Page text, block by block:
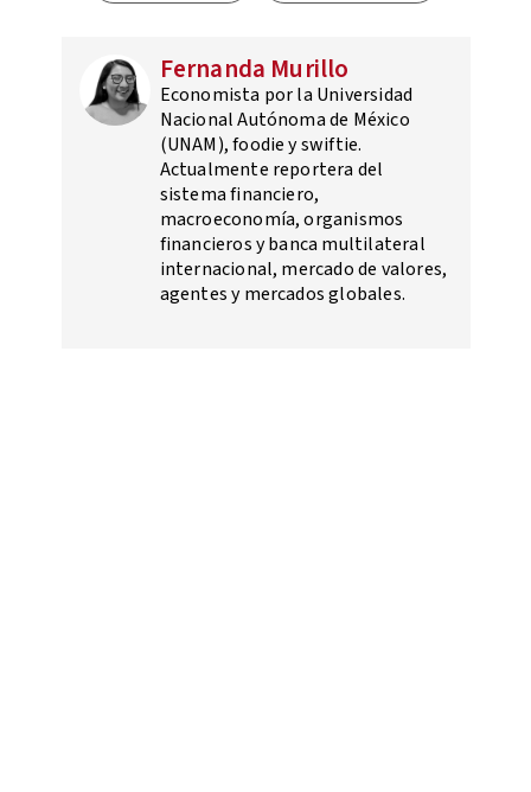
Fernanda Murillo
Economista por la Universidad
Nacional Autónoma de México
(UNAM), foodie y swiftie.
Actualmente reportera del
sistema financiero,
macroeconomía, organismos
financieros y banca multilateral
internacional, mercado de valores,
agentes y mercados globales.